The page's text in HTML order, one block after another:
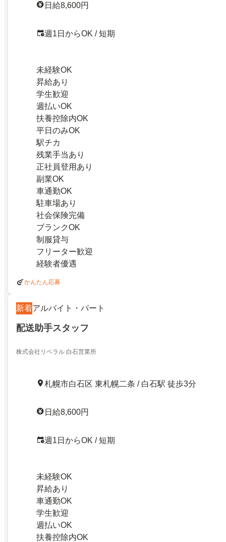
日給8,600円
週1日からOK / 短期
未経験OK
昇給あり
学生歓迎
週払いOK
扶養控除内OK
平日のみOK
駅チカ
残業手当あり
正社員登用あり
副業OK
車通勤OK
駐車場あり
社会保険完備
ブランクOK
制服貸与
フリーター歓迎
経験者優遇
かんたん応募
新着アルバイト・パート
配送助手スタッフ
株式会社リベラル 白石営業所
札幌市白石区 東札幌二条 / 白石駅 徒歩3分
日給8,600円
週1日からOK / 短期
未経験OK
昇給あり
車通勤OK
学生歓迎
週払いOK
扶養控除内OK